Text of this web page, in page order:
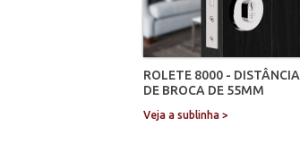
ROLETE 8000 - DISTÂNCIA
DE BROCA DE 55MM
Veja a sublinha >